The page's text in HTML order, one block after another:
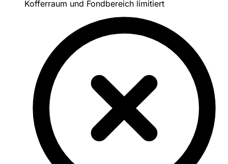
Kofferraum und Fondbereich limitiert